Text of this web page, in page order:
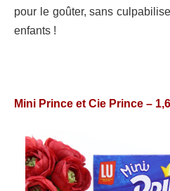
pour le goûter, sans
enfants !
Mini Prince et Cie Prince –